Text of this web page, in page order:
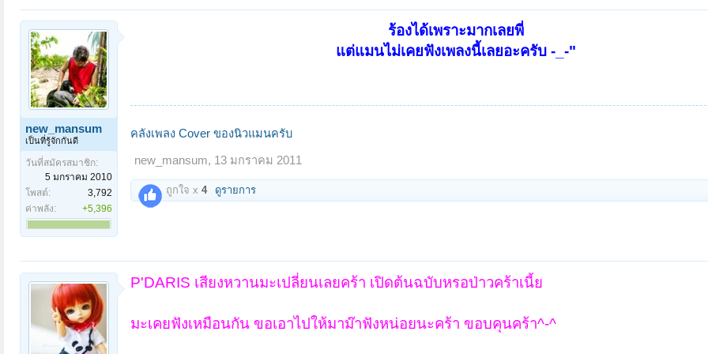
new_mansum
เป็นที่รู้จักกันดี
วันที่สมัครสมาชิก:
5 มกราคม 2010
โพสต์:
3,792
ค่าพลัง:
+5,396
ร้องได้เพราะมากเลยพี่
แต่แมนไม่เคยฟังเพลงนี้เลยอะครับ -_-"
คลังเพลง Cover ของนิวแมนครับ
new_mansum, 13 มกราคม 2011
ถูกใจ x 4 ดูรายการ
P'DARIS เสียงหวานมะเปลี่ยนเลยคร้า เปิดต้นฉบับหรอป่าวคร้าเนี้ย
มะเคยฟังเหมือนกัน ขอเอาไปให้มาม๊าฟังหน่อยนะคร้า ขอบคุนคร้า^-^